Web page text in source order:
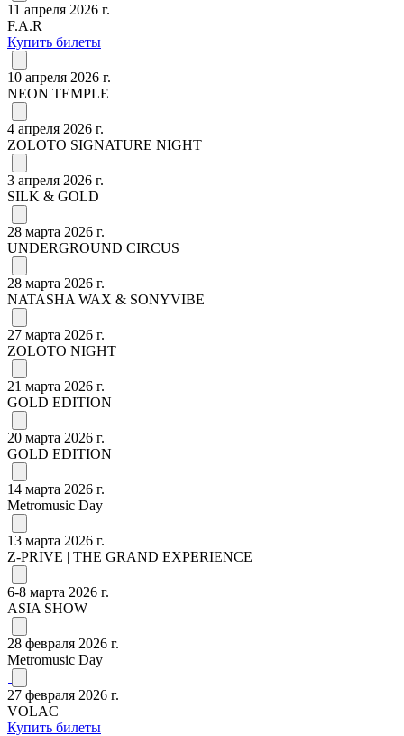
11 апреля 2026 г.
F.A.R
Купить билеты
10 апреля 2026 г.
NEON TEMPLE
4 апреля 2026 г.
ZOLOTO SIGNATURE NIGHT
3 апреля 2026 г.
SILK & GOLD
28 марта 2026 г.
UNDERGROUND CIRCUS
28 марта 2026 г.
NATASHA WAX & SONYVIBE
27 марта 2026 г.
ZOLOTO NIGHT
21 марта 2026 г.
GOLD EDITION
20 марта 2026 г.
GOLD EDITION
14 марта 2026 г.
Metromusic Day
13 марта 2026 г.
Z-PRIVE | THE GRAND EXPERIENCE
6-8 марта 2026 г.
ASIA SHOW
28 февраля 2026 г.
Metromusic Day
27 февраля 2026 г.
VOLAC
Купить билеты